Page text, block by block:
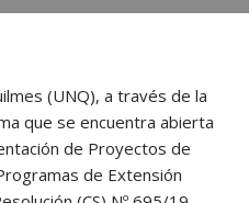
(UNQ), a través de la
que se encuentra abierta
de Proyectos de
de Extensión